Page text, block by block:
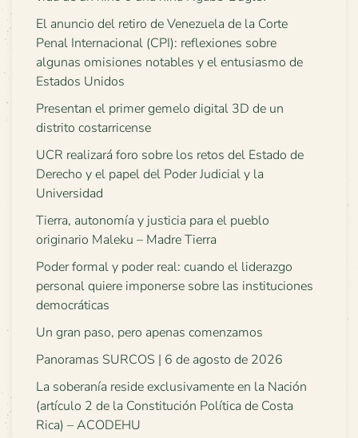
El anuncio del retiro de Venezuela de la Corte
Penal Internacional (CPI): reflexiones sobre
algunas omisiones notables y el entusiasmo de
Estados Unidos
Presentan el primer gemelo digital 3D de un
distrito costarricense
UCR realizará foro sobre los retos del Estado de
Derecho y el papel del Poder Judicial y la
Universidad
Tierra, autonomía y justicia para el pueblo
originario Maleku – Madre Tierra
Poder formal y poder real: cuando el liderazgo
personal quiere imponerse sobre las instituciones
democráticas
Un gran paso, pero apenas comenzamos
Panoramas SURCOS | 6 de agosto de 2026
La soberanía reside exclusivamente en la Nación
(artículo 2 de la Constitución Política de Costa
Rica) – ACODEHU